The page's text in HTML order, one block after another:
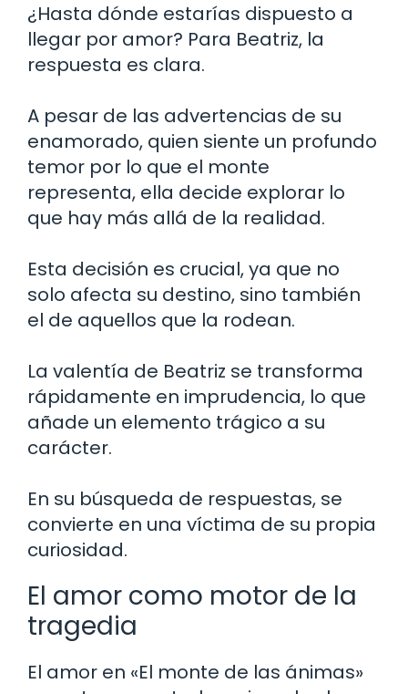
¿Hasta dónde estarías dispuesto a
llegar por amor? Para Beatriz, la
respuesta es clara.
A pesar de las advertencias de su
enamorado, quien siente un profundo
temor por lo que el monte
representa, ella decide explorar lo
que hay más allá de la realidad.
Esta decisión es crucial, ya que no
solo afecta su destino, sino también
el de aquellos que la rodean.
La valentía de Beatriz se transforma
rápidamente en imprudencia, lo que
añade un elemento trágico a su
carácter.
En su búsqueda de respuestas, se
convierte en una víctima de su propia
curiosidad.
El amor como motor de la
tragedia
El amor en «El monte de las ánimas»